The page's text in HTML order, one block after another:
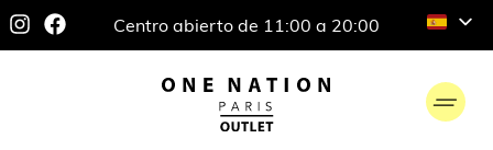
Centro abierto de 11:00 a 20:00